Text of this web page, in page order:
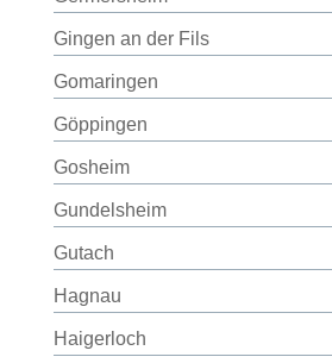
Gingen an der Fils
Gomaringen
Göppingen
Gosheim
Gundelsheim
Gutach
Hagnau
Haigerloch